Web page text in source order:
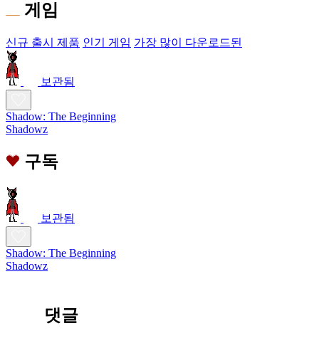
게임
신규 출시 제품 인기 게임 가장 많이 다운로드된
보관됨
Shadow: The Beginning
Shadowz
구독
보관됨
Shadow: The Beginning
Shadowz
댓글